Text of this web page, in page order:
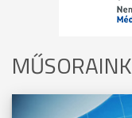
MŰSORAINK